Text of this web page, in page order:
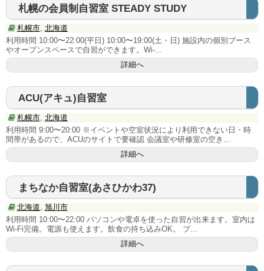
札幌の会員制自習室 STEADY STUDY
札幌市, 北海道
利用時間 10:00〜22:00(平日) 10:00〜19:00(土・日) 施設内の個別ブース
やオープンスペースで自習ができます。Wi-...
詳細へ
ACU(アキュ)自習室
札幌市, 北海道
利用時間 9:00〜20:00 ※イベントや空室状況により利用できない日・時
間帯があるので、ACUのサイトで要確認 会議室や研修室の空き...
詳細へ
まちなか自習室(あさひかわ37)
北海道, 旭川市
利用時間 10:00〜22:00 パソコンや電卓を使った自習が出来ます。室内は
Wi-Fi完備。電源も使えます。飲食の持ち込みOK。 プ...
詳細へ
近畿地方
大阪府
京都府
滋賀県
奈良県
岡山県
広島県
香川県
愛媛県